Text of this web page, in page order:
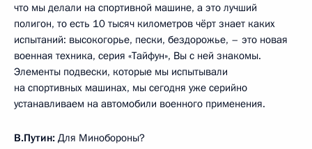
что мы делали на спортивной машине, а это лучший
полигон, то есть 10 тысяч километров чёрт знает каких
испытаний: высокогорье, пески, бездорожье, – это новая
военная техника, серия «Тайфун», Вы с ней знакомы.
Элементы подвески, которые мы испытывали
на спортивных машинах, мы сегодня уже серийно
устанавливаем на автомобили военного применения.
В.Путин: Для Минобороны?